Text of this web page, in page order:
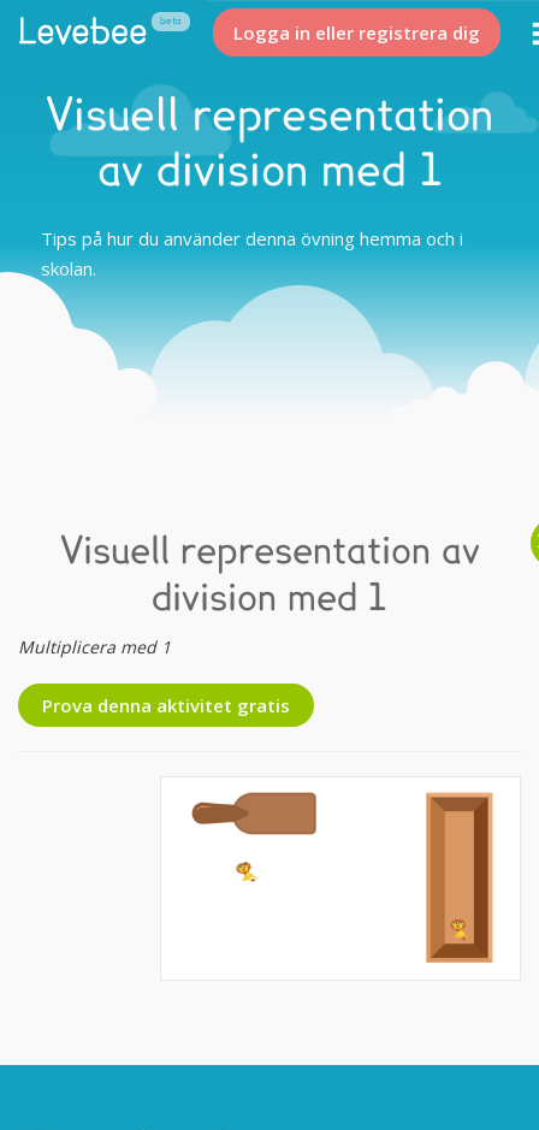
Logga in eller registrera dig
Visuell representation
av division med 1
Tips på hur du använder denna övning hemma och i
skolan.
Visuell representation av
division med 1
Multiplicera med 1
Prova denna aktivitet gratis